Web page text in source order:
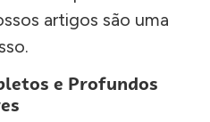
artigos são uma
e Profundos